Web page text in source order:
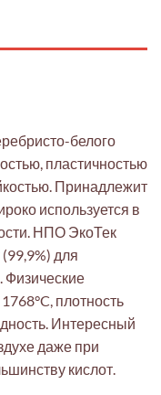
белого
пластичностью
Принадлежит
используется в
НПО ЭкоТек
для
плотность
Интересный
даже при
кислот.